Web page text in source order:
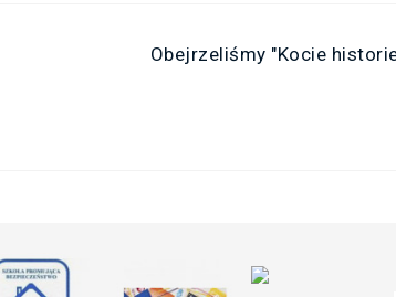
Obejrzeliśmy "Kocie